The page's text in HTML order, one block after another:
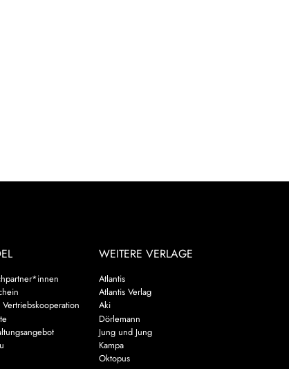
Vertriebskooperation
WEITERE VERLAGE
Atlantis
Atlantis Verlag
Aki
Dörlemann
Jung und Jung
Kampa
Oktopus